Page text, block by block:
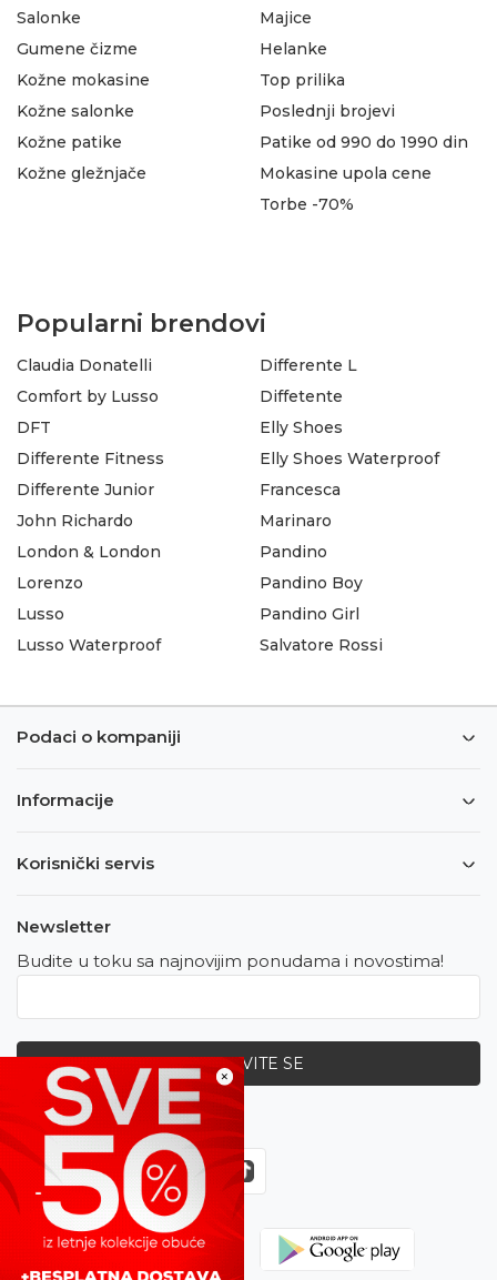
×
Salonke
Gumene čizme
Majice
Helanke
Kožne mokasine
Kožne salonke
Kožne patike
Kožne gležnjače
Top prilika
Poslednji brojevi
Patike od 990 do 1990 din
Mokasine upola cene
Torbe -70%
Popularni brendovi
Claudia Donatelli
Comfort by Lusso
DFT
Differente Fitness
Differente Junior
Differente L
Diffetente
Elly Shoes
Elly Shoes Waterproof
Francesca
John Richardo
London & London
Lorenzo
Lusso
Lusso Waterproof
Marinaro
Pandino
Pandino Boy
Pandino Girl
Salvatore Rossi
Podaci o kompaniji
Informacije
Korisnički servis
Newsletter
Budite u toku sa najnovijim ponudama i novostima!
PRIJAVITE SE
Zapratite nas